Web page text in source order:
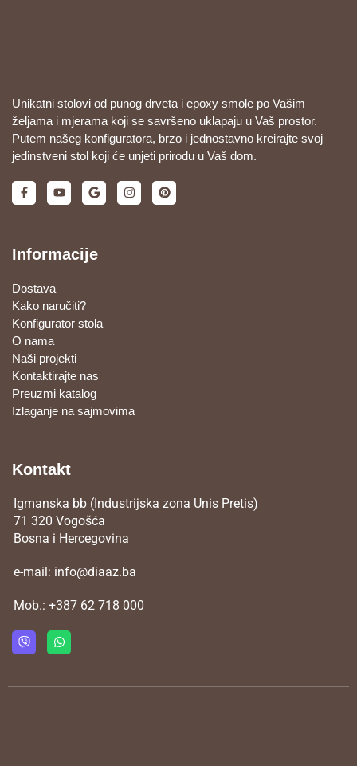
Unikatni stolovi od punog drveta i epoxy smole po Vašim
željama i mjerama koji se savršeno uklapaju u Vaš prostor.
Putem našeg konfiguratora, brzo i jednostavno kreirajte svoj
jedinstveni stol koji će unjeti prirodu u Vaš dom.
Informacije
Dostava
Kako naručiti?
Konfigurator stola
O nama
Naši projekti
Kontaktirajte nas
Preuzmi katalog
Izlaganje na sajmovima
Kontakt
Igmanska bb (Industrijska zona Unis Pretis)
71 320 Vogošća
Bosna i Hercegovina
e-mail: info@diaaz.ba
Mob.: +387 62 718 000